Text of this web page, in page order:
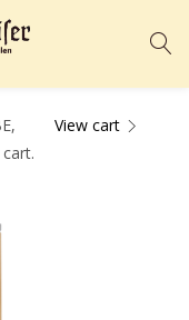
ein, um sich
View cart